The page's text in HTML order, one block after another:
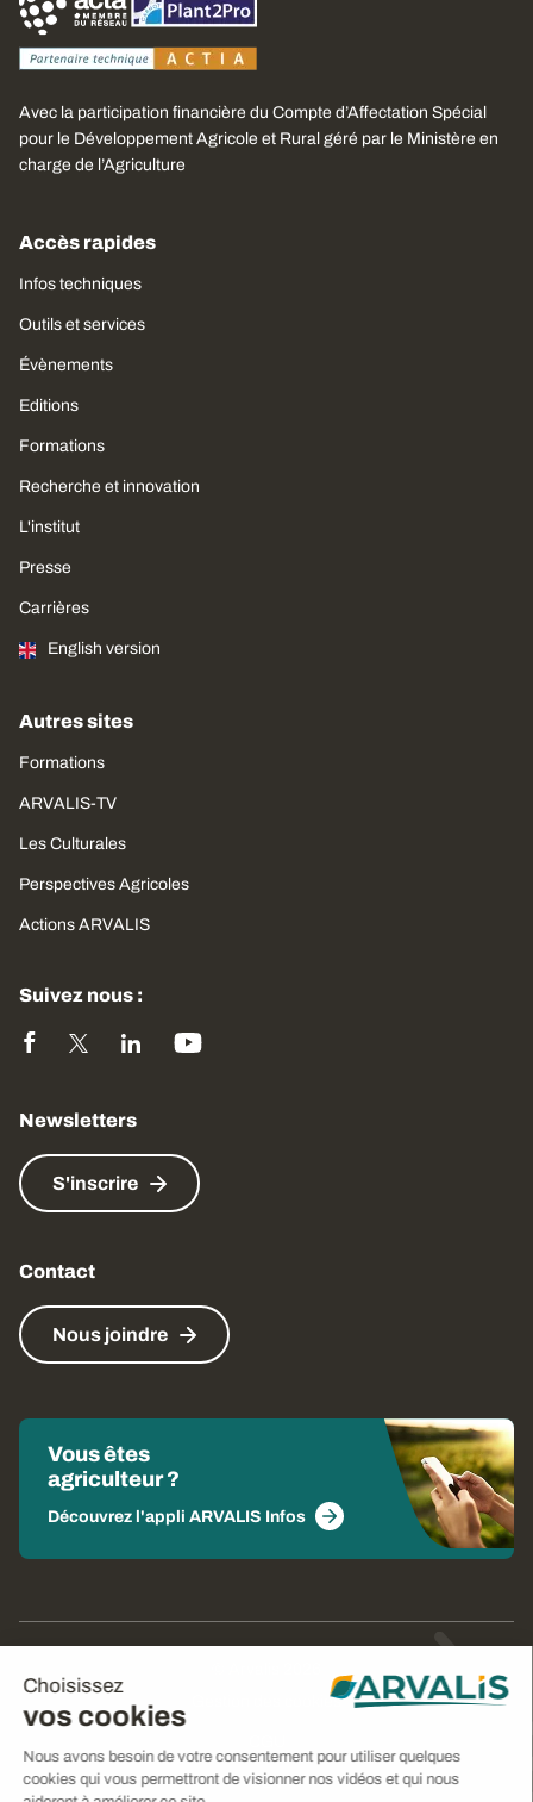
Choisissez
vos cookies
Nous avons besoin de votre consentement pour utiliser quelques
cookies qui vous permettront de visionner nos vidéos et qui nous
Avec la participation financière du Compte d’Affectation Spécial
pour le Développement Agricole et Rural géré par le Ministère en
charge de l’Agriculture
Accès rapides
Infos techniques
Outils et services
Évènements
Editions
Formations
Recherche et innovation
L'institut
Presse
Carrières
English version
Autres sites
Formations
ARVALIS-TV
Les Culturales
Perspectives Agricoles
Actions ARVALIS
Suivez nous :
Newsletters
S'inscrire
Contact
Nous joindre
Vous êtes
agriculteur ?
Découvrez l'appli ARVALIS Infos
Gestion des cookies
CGV